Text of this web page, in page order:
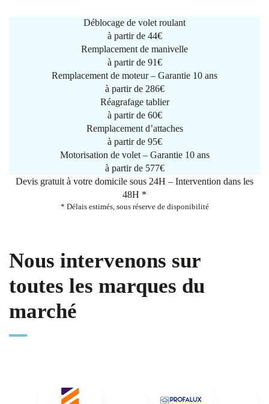
Déblocage de volet roulant
à partir de 44€
Remplacement de manivelle
à partir de 91€
Remplacement de moteur – Garantie 10 ans
à partir de 286€
Réagrafage tablier
à partir de 60€
Remplacement d’attaches
à partir de 95€
Motorisation de volet – Garantie 10 ans
à partir de 577€
Devis gratuit à votre domicile sous 24H – Intervention dans les
48H *
* Délais estimés, sous réserve de disponibilité
Nous intervenons sur
toutes les marques du
marché